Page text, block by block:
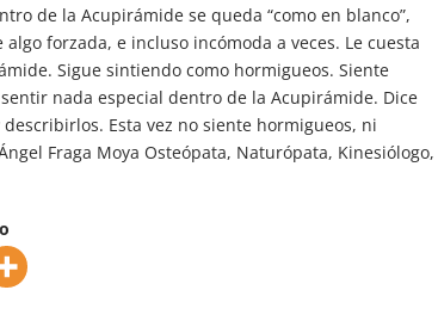
de la Acupirámide se queda “como en blanco”,
forzada, e incluso incómoda a veces. Le cuesta
Sigue sintiendo como hormigueos. Siente
nada especial dentro de la Acupirámide. Dice
Esta vez no siente hormigueos, ni
Fraga Moya Osteópata, Naturópata, Kinesiólogo,